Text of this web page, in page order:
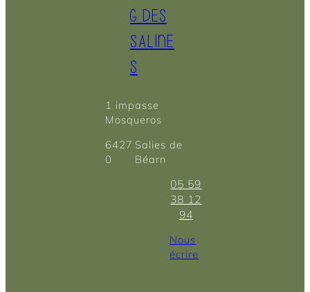
G DES
SALINE
S
1 impasse
Mosqueros
6427
0
Salies de
Béarn
05 59
38 12
94
Nous
écrire